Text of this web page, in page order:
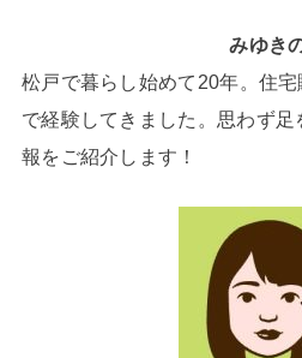
みゆき
松戸で暮らし始めて20年。住
で経験してきました。思わず
報をご紹介します！